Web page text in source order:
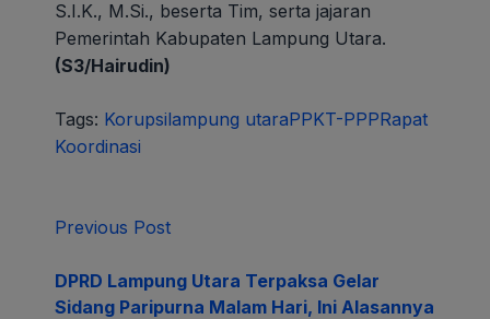
S.I.K., M.Si., beserta Tim, serta jajaran
Pemerintah Kabupaten Lampung Utara.
(S3/Hairudin)
Tags: Korupsilampung utaraPPKT-PPPRapat
Koordinasi
Previous Post
DPRD Lampung Utara Terpaksa Gelar
Sidang Paripurna Malam Hari, Ini Alasannya